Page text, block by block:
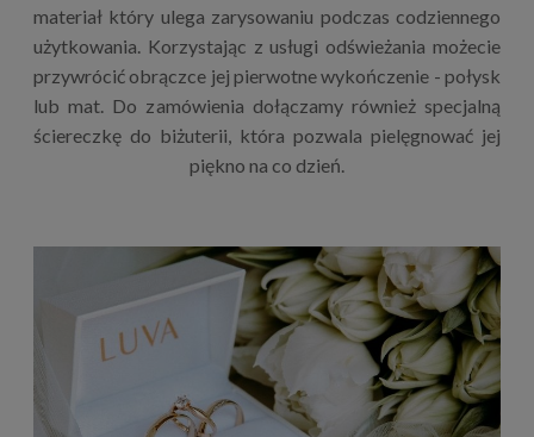
materiał który ulega zarysowaniu podczas codziennego
użytkowania. Korzystając z usługi odświeżania możecie
przywrócić obrączce jej pierwotne wykończenie - połysk
lub mat. Do zamówienia dołączamy również specjalną
ściereczkę do biżuterii, która pozwala pielęgnować jej
piękno na co dzień.